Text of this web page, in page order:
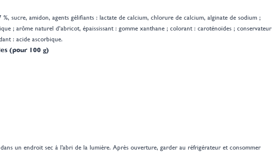
%, sucre, amidon, agents gélifiants : lactate de calcium, chlorure de calcium, alginate de sodium ;
; arôme naturel d’abricot, épaississant : gomme xanthane ; colorant : caroténoïdes ;
: acide ascorbique.
(pour 100 g)
un endroit sec à l'abri de la lumière. Après ouverture, garder au réfrigérateur et consommer